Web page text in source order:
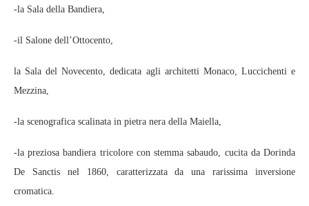
-la Sala della Bandiera,
-il Salone dell’Ottocento,
la Sala del Novecento, dedicata agli architetti Monaco, Luccichenti e
Mezzina,
-la scenografica scalinata in pietra nera della Maiella,
-la preziosa bandiera tricolore con stemma sabaudo, cucita da Dorinda
De Sanctis nel 1860, caratterizzata da una rarissima inversione
cromatica.